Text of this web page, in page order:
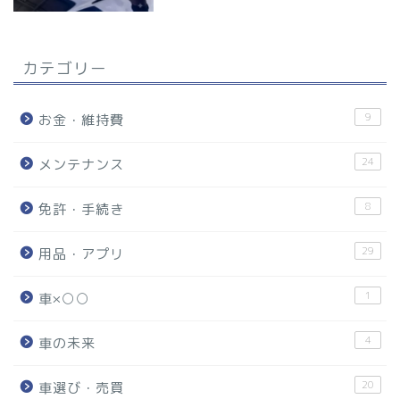
カテゴリー
お金・維持費 9
メンテナンス 24
免許・手続き 8
用品・アプリ 29
車×○○ 1
車の未来 4
車選び・売買 20